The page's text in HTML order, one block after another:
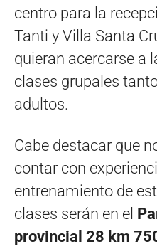
centro para la
Tanti y Villa Santa
quieran acercarse a
clases grupales
adultos.
Cabe destacar que
contar con
entrenamiento de
clases serán en el
provincial 28 km